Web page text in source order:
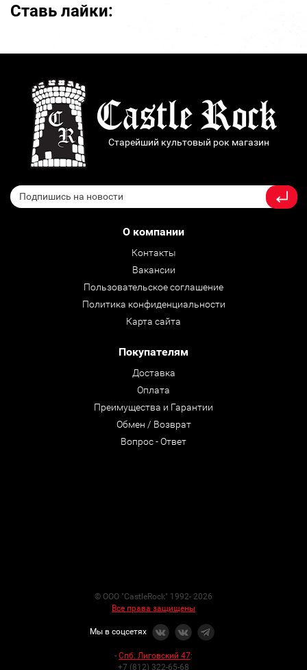
Ставь лайки:
Старейший культовый рок магазин
О компании
Контакты
Вакансии
Пользовательское соглашение
Политика конфиденциальности
Карта сайта
Покупателям
Доставка
Оплата
Преимущества и Гарантии
Обмен / Возврат
Вопрос - Ответ
© ООО "CastleRock" 1992- 2026
Все права защищены
Мы в соцсетях
- Спб. Лиговский 47:
+7 (812) 322-65-68